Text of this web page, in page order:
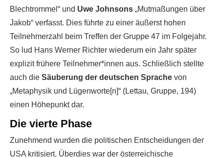
Blechtrommel“ und Uwe Johnsons „Mutmaßungen über
Jakob“ verfasst. Dies führte zu einer äußerst hohen
Teilnehmerzahl beim Treffen der Gruppe 47 im Folgejahr.
So lud Hans Werner Richter wiederum ein Jahr später
explizit frühere Teilnehmer*innen aus. Schließlich stellte
auch die Säuberung der deutschen Sprache von
„Metaphysik und Lügenworte[n]“ (Lettau, Gruppe, 194)
einen Höhepunkt dar.
Die vierte Phase
Zunehmend wurden die politischen Entscheidungen der
USA kritisiert. Überdies war der österreichische